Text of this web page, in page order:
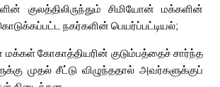
குலத்திலிருந்தும் சிமியோன் மக்களின்
கொடுக்கப்பட்ட நகர்களின் பெயர்ப்பட்டியல்;
மக்கள் கோகாத்தியரின் குடும்பத்தைச் சார்ந்த
முதல் சீட்டு விழுந்ததால் அவர்களுக்குப்